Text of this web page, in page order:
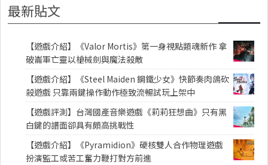
最新貼文
【遊戲介紹】《Valor Mortis》第一身視點類魂新作 拿
破崙軍亡靈以槍械劍與魔法殺敵
【遊戲介紹】《Steel Maiden 鋼鐵少女》快節奏肉鴿砍
殺遊戲 只靠兩鍵操作動作極致流暢試玩上架中
【遊戲評測】台灣國產音樂遊戲《莉莉狂想曲》只有黑
白鍵的譜面卻具有頗高挑戰性
【遊戲介紹】《Pyramidion》硬核雙人合作物理遊戲
扮演監工或苦工奮力鞭打對方前進